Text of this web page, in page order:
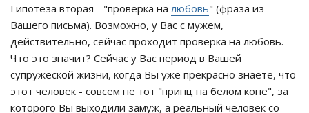
Гипотеза вторая - "проверка на любовь" (фраза из
Вашего письма). Возможно, у Вас с мужем,
действительно, сейчас проходит проверка на любовь.
Что это значит? Сейчас у Вас период в Вашей
супружеской жизни, когда Вы уже прекрасно знаете, что
этот человек - совсем не тот "принц на белом коне", за
которого Вы выходили замуж, а реальный человек со